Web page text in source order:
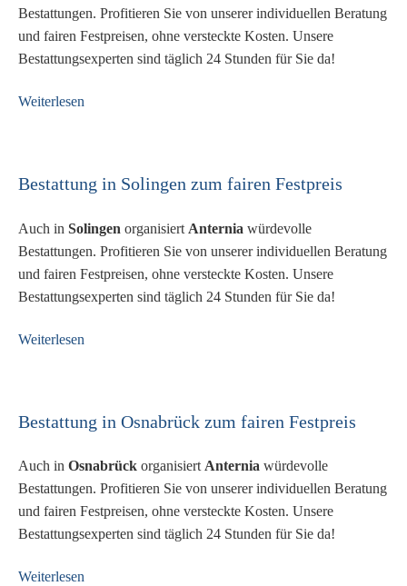
Bestattungen. Profitieren Sie von unserer individuellen Beratung
und fairen Festpreisen, ohne versteckte Kosten. Unsere
Bestattungsexperten sind täglich 24 Stunden für Sie da!
Weiterlesen
Bestattung in Solingen zum fairen Festpreis
Auch in Solingen organisiert Anternia würdevolle
Bestattungen. Profitieren Sie von unserer individuellen Beratung
und fairen Festpreisen, ohne versteckte Kosten. Unsere
Bestattungsexperten sind täglich 24 Stunden für Sie da!
Weiterlesen
Bestattung in Osnabrück zum fairen Festpreis
Auch in Osnabrück organisiert Anternia würdevolle
Bestattungen. Profitieren Sie von unserer individuellen Beratung
und fairen Festpreisen, ohne versteckte Kosten. Unsere
Bestattungsexperten sind täglich 24 Stunden für Sie da!
Weiterlesen